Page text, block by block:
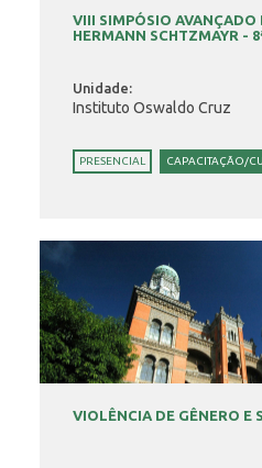
VIII SIMPÓSIO AVANÇADO
HERMANN SCHTZMAYR -
Unidade:
Instituto Oswaldo Cruz
PRESENCIAL CAPACITAÇÃO/
VIOLÊNCIA DE GÊNERO E